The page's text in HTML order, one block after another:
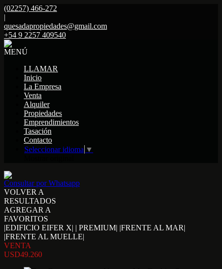
(02257) 466-272
|
quesadapropiedades@gmail.com
+54 9 2257 409540
MENÚ
LLAMAR
Inicio
La Empresa
Venta
Alquiler
Propiedades
Emprendimientos
Tasación
Contacto
Seleccionar idioma ▼
Consultar por Whatsapp
VOLVER A
RESULTADOS
AGREGAR A
FAVORITOS
|EDIFICIO EIFER X| | PREMIUM| |FRENTE AL MAR|
|FRENTE AL MUELLE|
VENTA
USD49.260